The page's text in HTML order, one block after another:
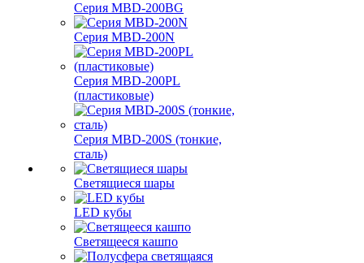
Серия MBD-200BG
Серия MBD-200N
Серия MBD-200PL
(пластиковые)
Серия MBD-200S (тонкие,
сталь)
Светящиеся шары
LED кубы
Светящееся кашпо